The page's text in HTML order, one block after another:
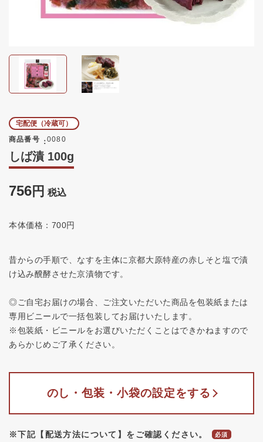
宅配便（冷蔵可）
商品番号
0080
しば漬 100g
756 税込
本体価格：700円
昔からの手順で、なすを主体に京都大原特産の赤しそと塩で漬
け込み醗酵させた京漬物です。
◎ご自宅お届けの場合、ご注文いただいた商品を包装紙または
専用ビニールで一括包装してお届けいたします。
※包装紙・ビニールをお選びいただくことはできかねますので
あらかじめご了承ください。
のし・包装・小袋の設定をする
※下記【配送方法について】をご確認ください。